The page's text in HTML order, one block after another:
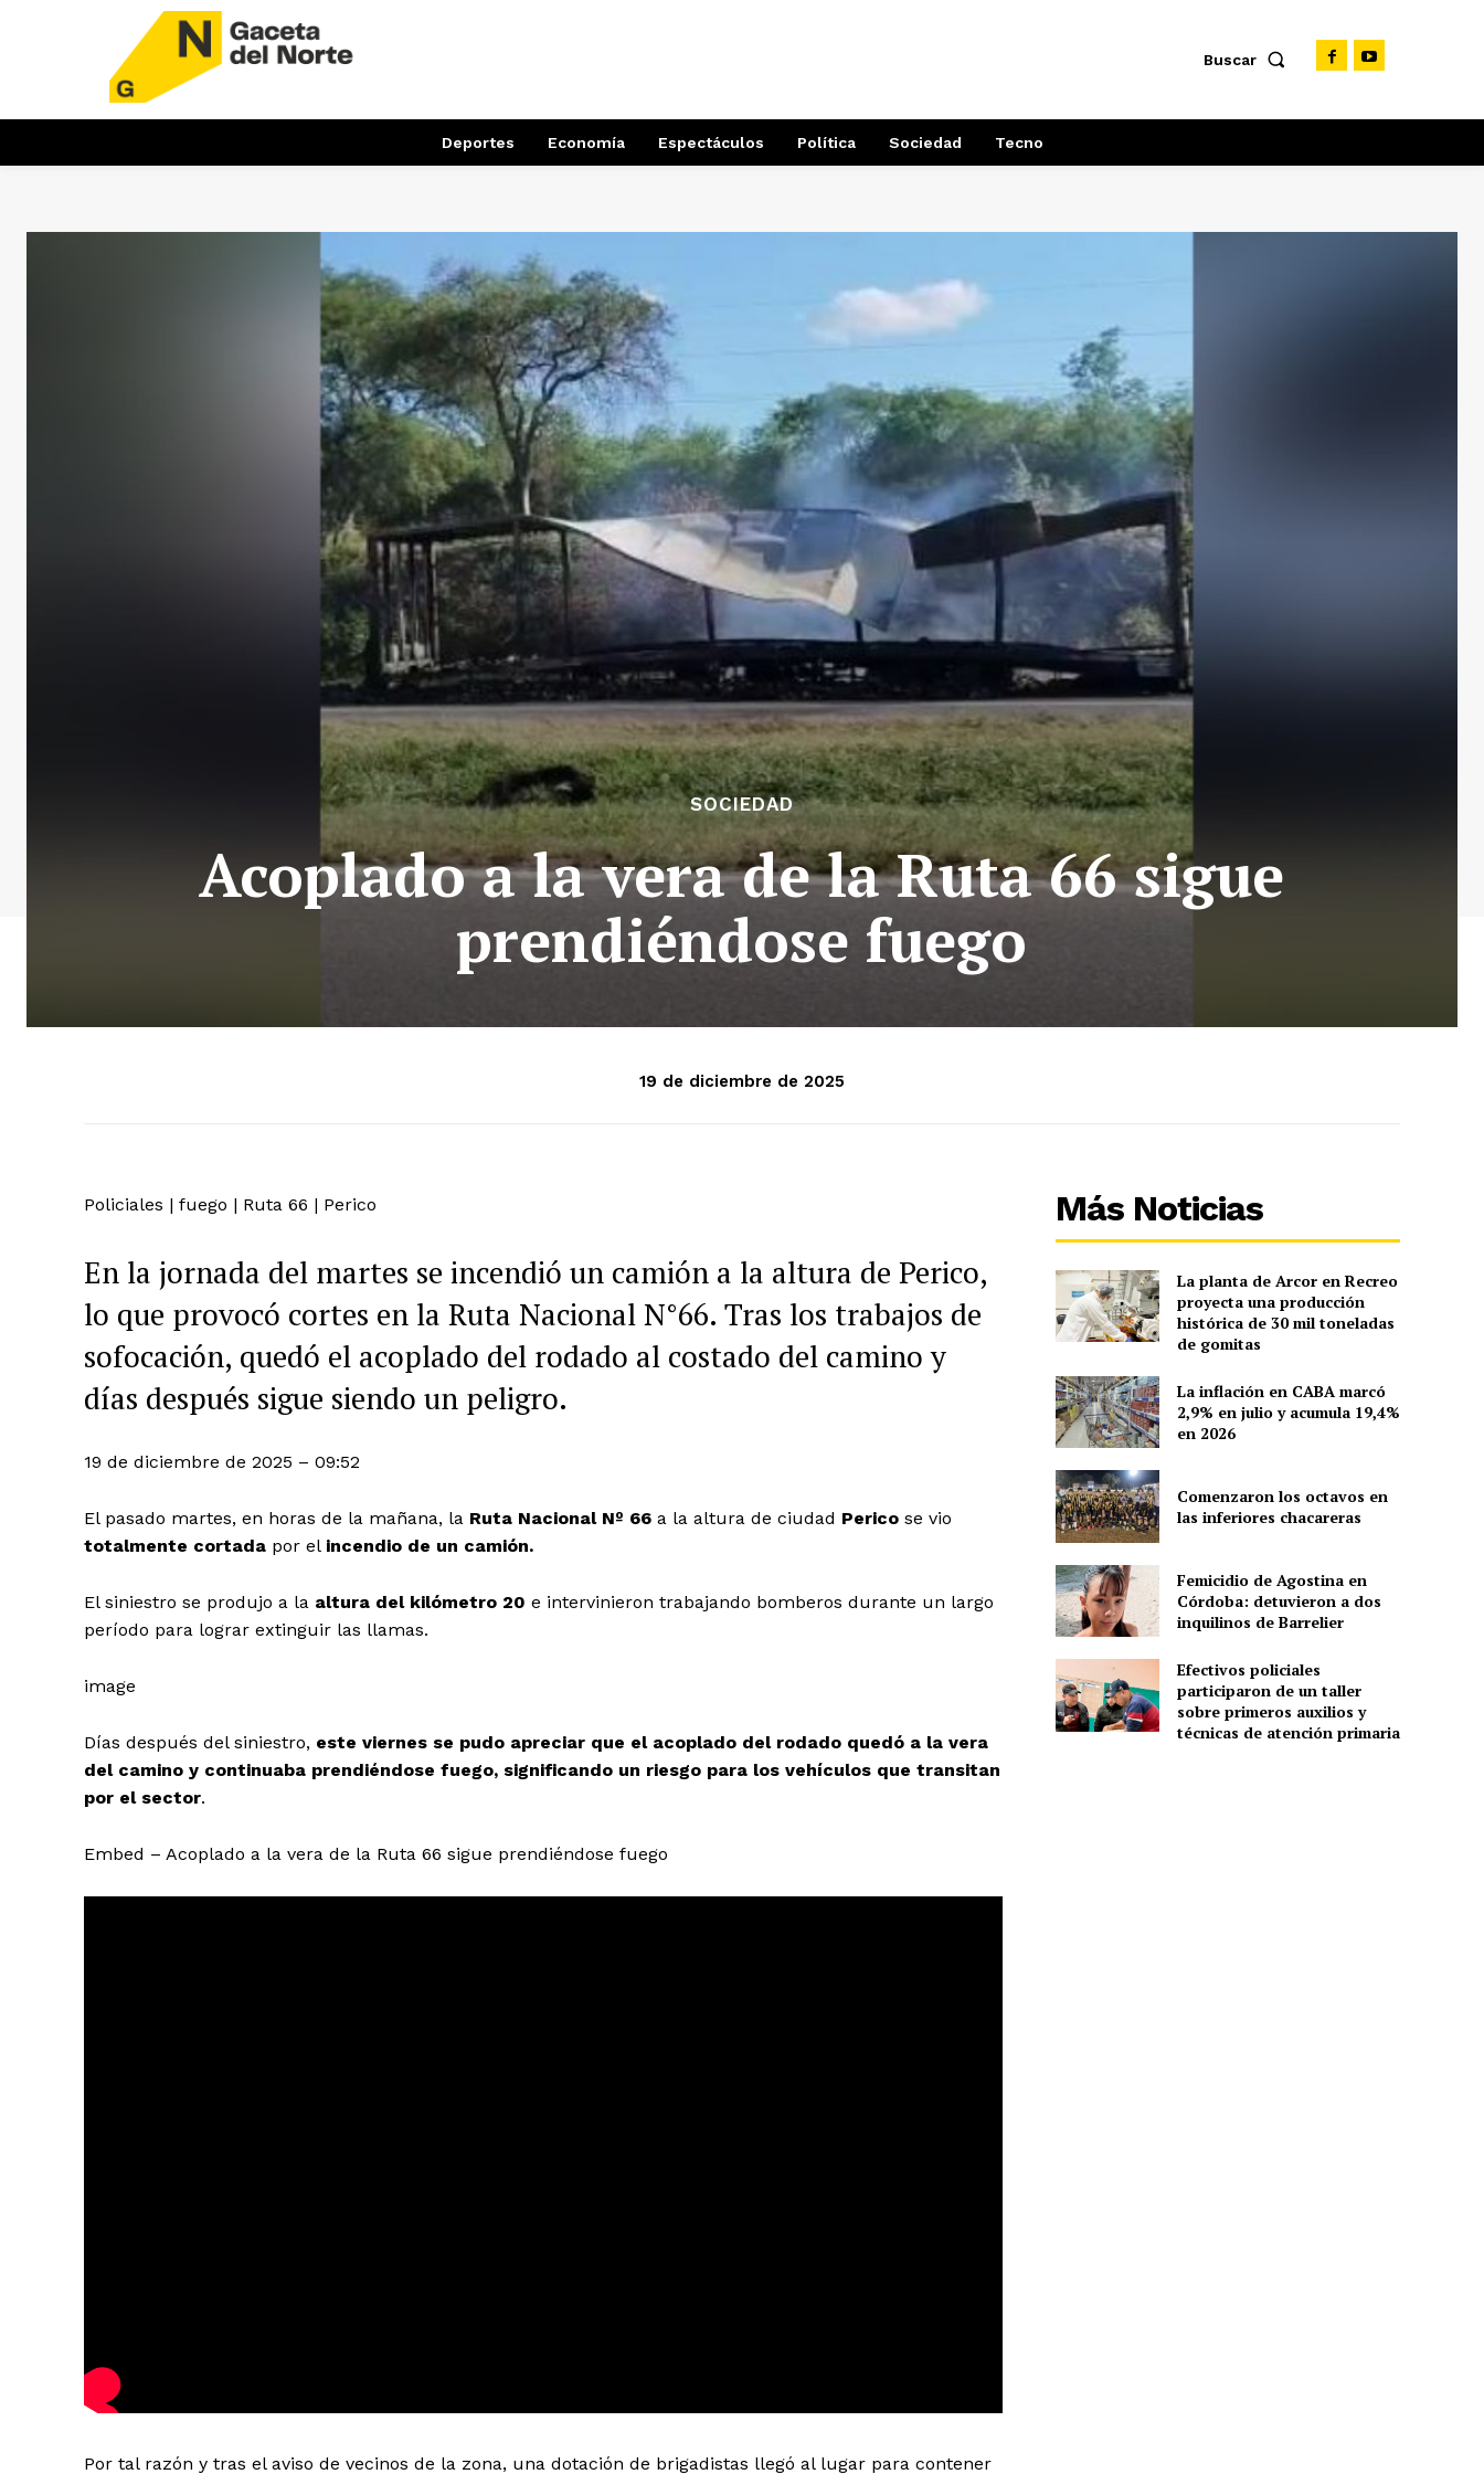
Buscar
Deportes Economía Espectáculos Política Sociedad Tecno
SOCIEDAD
Acoplado a la vera de la Ruta 66 sigue
prendiéndose fuego
19 de diciembre de 2025
Policiales | fuego | Ruta 66 | Perico
En la jornada del martes se incendió un camión a la altura de Perico,
lo que provocó cortes en la Ruta Nacional N°66. Tras los trabajos de
sofocación, quedó el acoplado del rodado al costado del camino y
días después sigue siendo un peligro.
19 de diciembre de 2025 – 09:52
El pasado martes, en horas de la mañana, la Ruta Nacional Nº 66 a la altura de ciudad Perico se vio
totalmente cortada por el incendio de un camión.
El siniestro se produjo a la altura del kilómetro 20 e intervinieron trabajando bomberos durante un largo
período para lograr extinguir las llamas.
image
Días después del siniestro, este viernes se pudo apreciar que el acoplado del rodado quedó a la vera
del camino y continuaba prendiéndose fuego, significando un riesgo para los vehículos que transitan
por el sector.
Embed – Acoplado a la vera de la Ruta 66 sigue prendiéndose fuego
Por tal razón y tras el aviso de vecinos de la zona, una dotación de brigadistas llegó al lugar para contener
Más Noticias
La planta de Arcor en Recreo
proyecta una producción
histórica de 30 mil toneladas
de gomitas
La inflación en CABA marcó
2,9% en julio y acumula 19,4%
en 2026
Comenzaron los octavos en
las inferiores chacareras
Femicidio de Agostina en
Córdoba: detuvieron a dos
inquilinos de Barrelier
Efectivos policiales
participaron de un taller
sobre primeros auxilios y
técnicas de atención primaria